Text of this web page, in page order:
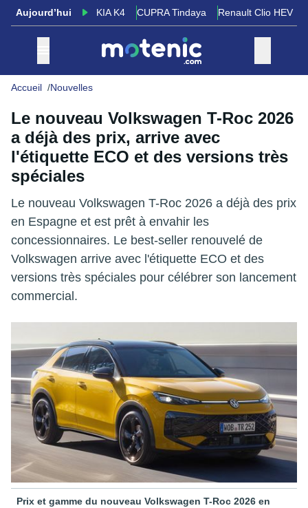
Aujourd’hui KIA K4 CUPRA Tindaya Renault Clio HEV
Accueil Nouvelles
Le nouveau Volkswagen T-Roc 2026
a déjà des prix, arrive avec
l'étiquette ECO et des versions très
spéciales
Le nouveau Volkswagen T-Roc 2026 a déjà des prix
en Espagne et est prêt à envahir les
concessionnaires. Le best-seller renouvelé de
Volkswagen arrive avec l'étiquette ECO et des
versions très spéciales pour célébrer son lancement
commercial.
Prix et gamme du nouveau Volkswagen T-Roc 2026 en